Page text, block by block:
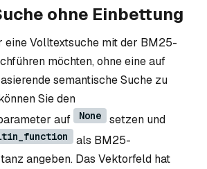
ohne Einbettung
eine Volltextsuche mit der BM25-
möchten, ohne eine auf
semantische Suche zu
Sie den
auf
None
setzen und
als BM25-
angeben. Das Vektorfeld hat